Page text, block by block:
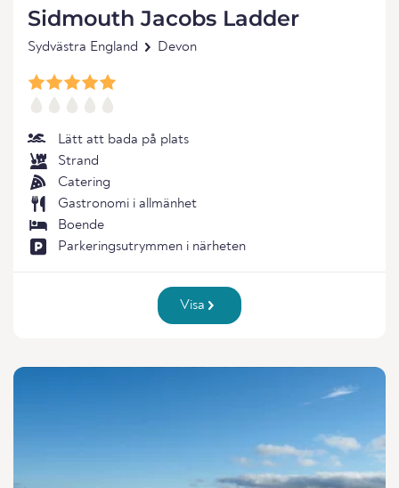
Sidmouth Jacobs Ladder
Sydvästra England Devon
Lätt att bada på plats
Strand
Catering
Gastronomi i allmänhet
Boende
Parkeringsutrymmen i närheten
Visa